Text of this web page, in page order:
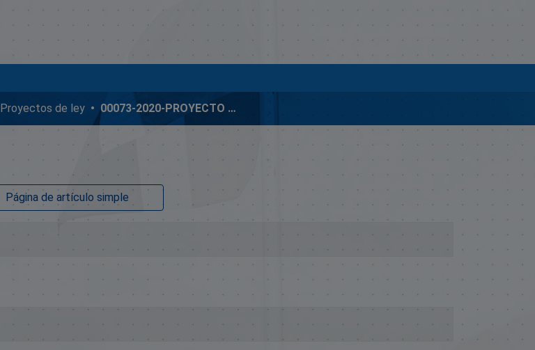
Proyectos de ley 00073-2020-PROYECTO DE LEY
Página de artículo simple